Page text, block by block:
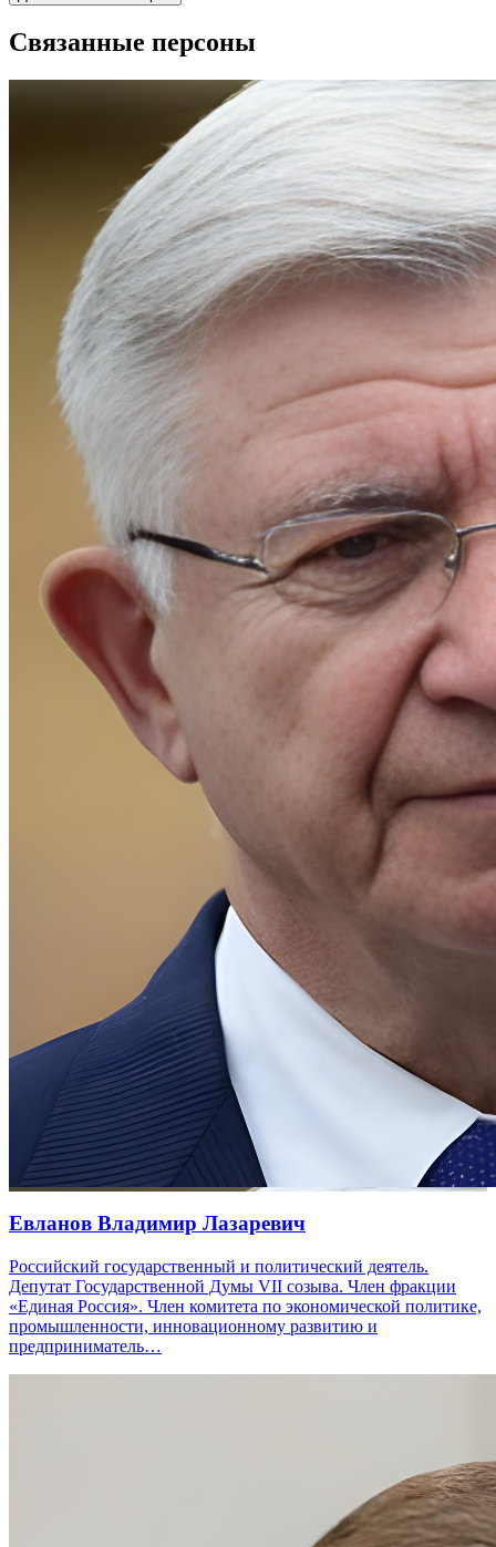
Связанные персоны
Евланов Владимир Лазаревич
Российский государственный и политический деятель.
Депутат Государственной Думы VII созыва. Член фракции
«Единая Россия». Член комитета по экономической политике,
промышленности, инновационному развитию и
предприниматель…